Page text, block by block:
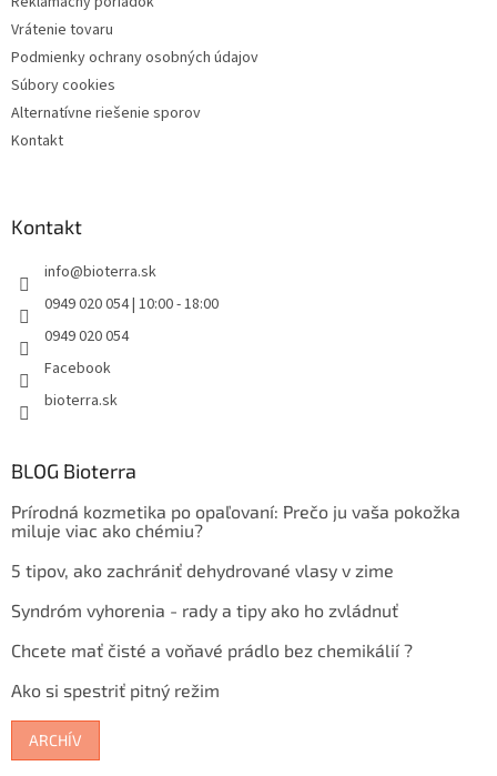
Vrátenie tovaru
Podmienky ochrany osobných údajov
Súbory cookies
Alternatívne riešenie sporov
Kontakt
Kontakt
info@bioterra.sk
0949 020 054 | 10:00 - 18:00
0949 020 054
Facebook
bioterra.sk
BLOG Bioterra
Prírodná kozmetika po opaľovaní: Prečo ju vaša pokožka
miluje viac ako chémiu?
5 tipov, ako zachrániť dehydrované vlasy v zime
Syndróm vyhorenia - rady a tipy ako ho zvládnuť
Chcete mať čisté a voňavé prádlo bez chemikálií ?
Ako si spestriť pitný režim
ARCHÍV